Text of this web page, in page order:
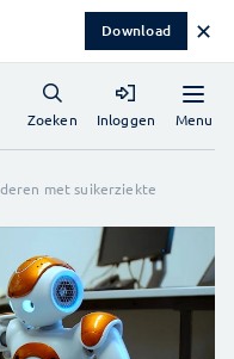
Download ✕
Menu
Zoeken Inloggen
met suikerziekte